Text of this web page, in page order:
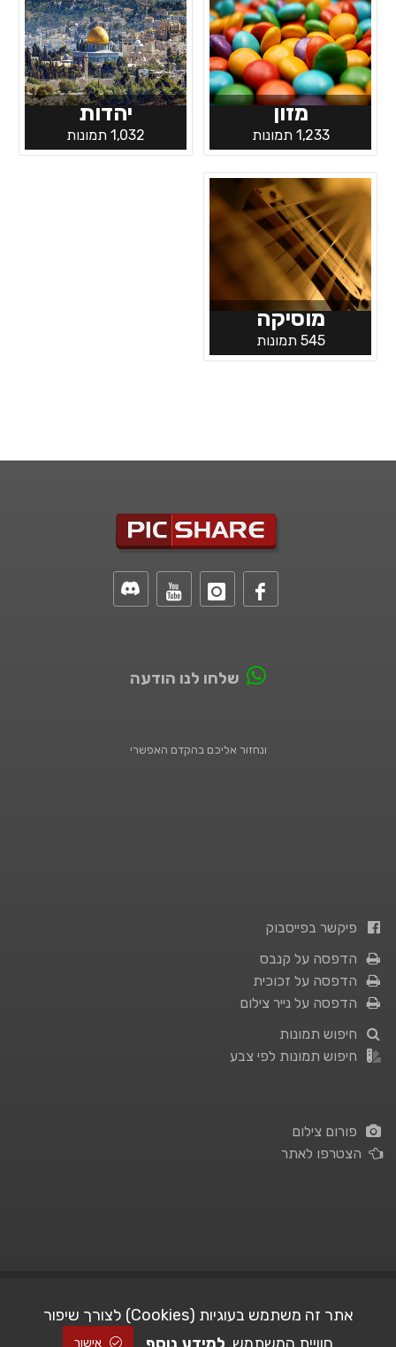
מזון
1,233 תמונות
יהדות
1,032 תמונות
מוסיקה
545 תמונות
שלחו לנו הודעה
ונחזור אליכם בהקדם האפשרי
פיקשר בפייסבוק
הדפסה על קנבס
הדפסה על זכוכית
הדפסה על נייר צילום
חיפוש תמונות
חיפוש תמונות לפי צבע
פורום צילום
הצטרפו לאתר
© All Rights Reserved | STUDIO101| Picshare.co.il - כל הזכויות שמורות
אתר זה משתמש בעוגיות (Cookies) לצורך שיפור